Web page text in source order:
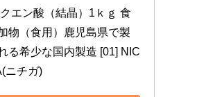
エン酸（結晶）1ｋｇ 食
物（食用）鹿児島県で製
る希少な国内製造 [01] NIC
ニチガ)